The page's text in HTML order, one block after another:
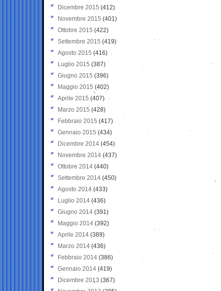
Dicembre 2015 (412)
Novembre 2015 (401)
Ottobre 2015 (422)
Settembre 2015 (419)
Agosto 2015 (416)
Luglio 2015 (387)
Giugno 2015 (396)
Maggio 2015 (402)
Aprile 2015 (407)
Marzo 2015 (428)
Febbraio 2015 (417)
Gennaio 2015 (434)
Dicembre 2014 (454)
Novembre 2014 (437)
Ottobre 2014 (440)
Settembre 2014 (450)
Agosto 2014 (433)
Luglio 2014 (436)
Giugno 2014 (391)
Maggio 2014 (392)
Aprile 2014 (389)
Marzo 2014 (436)
Febbraio 2014 (386)
Gennaio 2014 (419)
Dicembre 2013 (367)